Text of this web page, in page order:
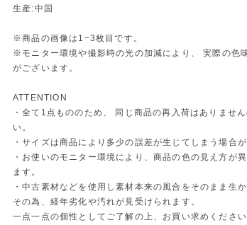
生産:中国
※商品の画像は1~3枚目です。
※モニター環境や撮影時の光の加減により、 実際の色
がございます。
ATTENTION
・全て1点もののため、 同じ商品の再入荷はありませ
い。
・サイズは商品により多少の誤差が生じてしまう場合が
・お使いのモニター環境により、商品の色の見え方が
ます。
・中古素材などを使用し素材本来の風合をそのまま生か
その為、経年劣化や汚れが見受けられます。
一点一点の個性としてご了解の上、お買い求めください